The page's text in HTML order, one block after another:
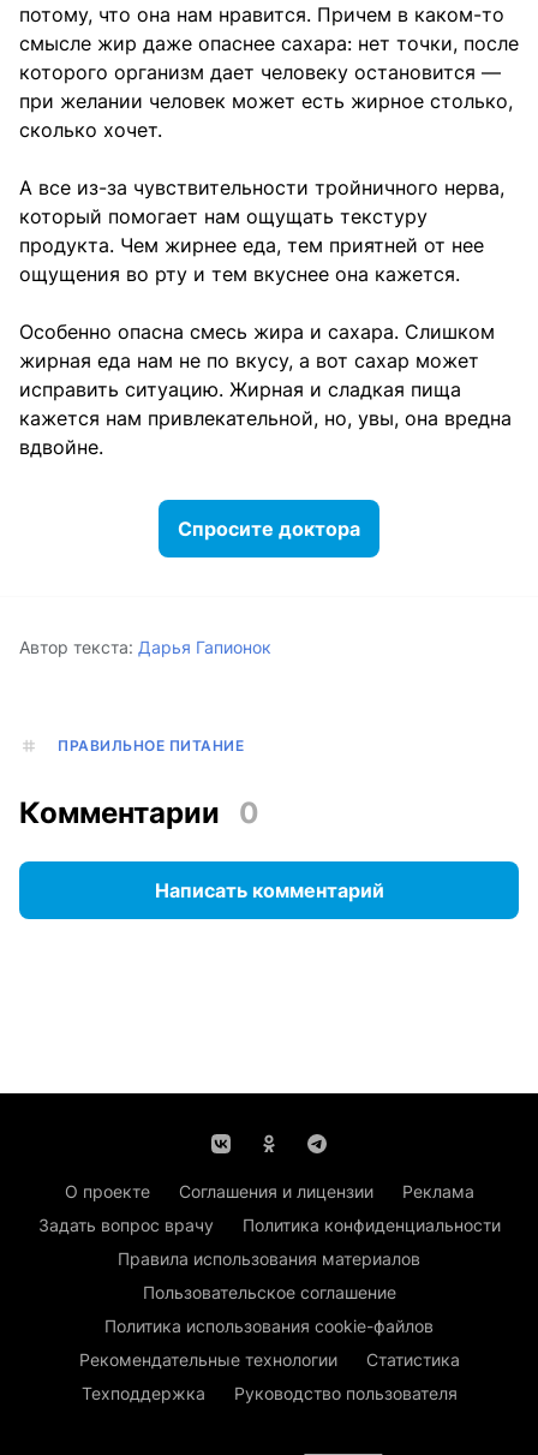
потому, что она нам нравится. Причем в каком-то
смысле жир даже опаснее сахара: нет точки, после
которого организм дает человеку остановится —
при желании человек может есть жирное столько,
сколько хочет.
А все из-за чувствительности тройничного нерва,
который помогает нам ощущать текстуру
продукта. Чем жирнее еда, тем приятней от нее
ощущения во рту и тем вкуснее она кажется.
Особенно опасна смесь жира и сахара. Слишком
жирная еда нам не по вкусу, а вот сахар может
исправить ситуацию. Жирная и сладкая пища
кажется нам привлекательной, но, увы, она вредна
вдвойне.
Спросите доктора
Автор текста: Дарья Гапионок
ПРАВИЛЬНОЕ ПИТАНИЕ
Комментарии 0
Написать комментарий
О проекте Соглашения и лицензии
Реклама
Задать вопрос врачу
Политика конфиденциальности
Правила использования материалов
Пользовательское соглашение
Политика использования cookie-файлов
Рекомендательные технологии
Статистика
Техподдержка
Руководство пользователя